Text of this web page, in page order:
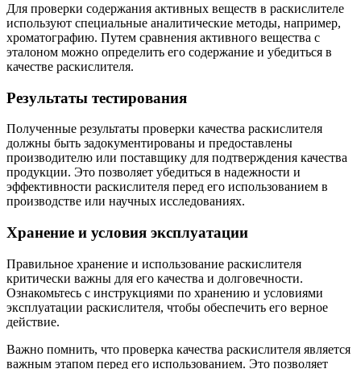
Для проверки содержания активных веществ в раскислителе
используют специальные аналитические методы, например,
хроматографию. Путем сравнения активного вещества с
эталоном можно определить его содержание и убедиться в
качестве раскислителя.
Результаты тестирования
Полученные результаты проверки качества раскислителя
должны быть задокументированы и предоставлены
производителю или поставщику для подтверждения качества
продукции. Это позволяет убедиться в надежности и
эффективности раскислителя перед его использованием в
производстве или научных исследованиях.
Хранение и условия эксплуатации
Правильное хранение и использование раскислителя
критически важны для его качества и долговечности.
Ознакомьтесь с инструкциями по хранению и условиями
эксплуатации раскислителя, чтобы обеспечить его верное
действие.
Важно помнить, что проверка качества раскислителя является
важным этапом перед его использованием. Это позволяет